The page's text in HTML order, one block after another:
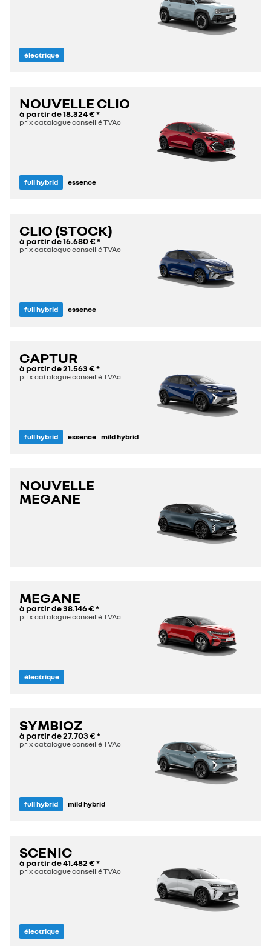
électrique
NOUVELLE CLIO
à partir de18.324 €*
prix catalogue conseillé TVAc
full hybrid essence
CLIO (STOCK)
à partir de16.680 €*
prix catalogue conseillé TVAc
full hybrid essence
CAPTUR
à partir de21.563 €*
prix catalogue conseillé TVAc
full hybrid essence mild hybrid
NOUVELLE
MEGANE
MEGANE
à partir de38.146 €*
prix catalogue conseillé TVAc
électrique
SYMBIOZ
à partir de27.703 €*
prix catalogue conseillé TVAc
full hybrid mild hybrid
SCENIC
à partir de41.482 €*
prix catalogue conseillé TVAc
électrique